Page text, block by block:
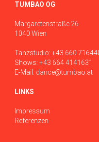
TUMBAO OG
Margaretenstraße 26
1040 Wien
Tanzstudio: +43 660
Shows: +43 664 4141631
E-Mail: dance@tumbao.at
LINKS
Impressum
Referenzen